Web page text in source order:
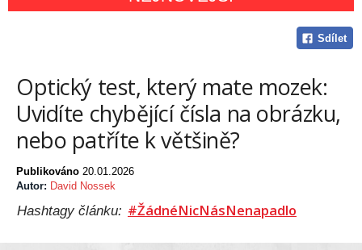
Sdílet
Optický test, který mate mozek:
Uvidíte chybějící čísla na obrázku,
nebo patříte k většině?
Publikováno 20.01.2026
Autor: David Nossek
Hashtagy článku: #ŽádnéNicNásNenapadlo